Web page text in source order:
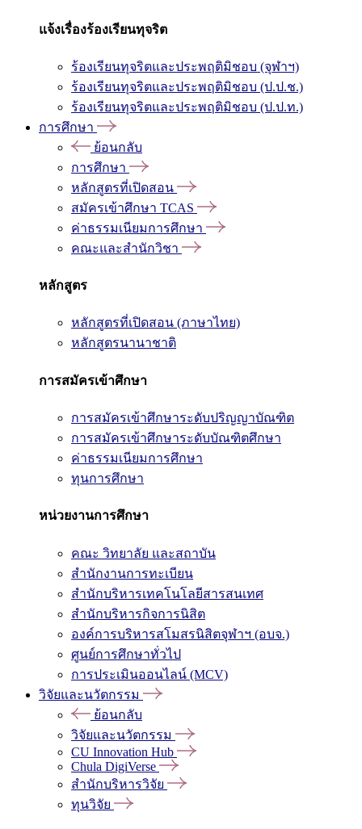
แจ้งเรื่องร้องเรียนทุจริต
ร้องเรียนทุจริตและประพฤติมิชอบ (จุฬาฯ)
ร้องเรียนทุจริตและประพฤติมิชอบ (ป.ป.ช.)
ร้องเรียนทุจริตและประพฤติมิชอบ (ป.ป.ท.)
การศึกษา
ย้อนกลับ
การศึกษา
หลักสูตรที่เปิดสอน
สมัครเข้าศึกษา TCAS
ค่าธรรมเนียมการศึกษา
คณะและสำนักวิชา
หลักสูตร
หลักสูตรที่เปิดสอน (ภาษาไทย)
หลักสูตรนานาชาติ
การสมัครเข้าศึกษา
การสมัครเข้าศึกษาระดับปริญญาบัณฑิต
การสมัครเข้าศึกษาระดับบัณฑิตศึกษา
ค่าธรรมเนียมการศึกษา
ทุนการศึกษา
หน่วยงานการศึกษา
คณะ วิทยาลัย และสถาบัน
สำนักงานการทะเบียน
สำนักบริหารเทคโนโลยีสารสนเทศ
สำนักบริหารกิจการนิสิต
องค์การบริหารสโมสรนิสิตจุฬาฯ (อบจ.)
ศูนย์การศึกษาทั่วไป
การประเมินออนไลน์ (MCV)
วิจัยและนวัตกรรม
ย้อนกลับ
วิจัยและนวัตกรรม
CU Innovation Hub
Chula DigiVerse
สำนักบริหารวิจัย
ทุนวิจัย